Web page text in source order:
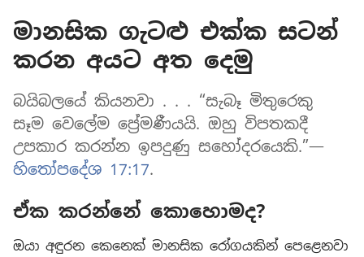
මානසික ගැටළු එක්ක සටන්
කරන අයට අත දෙමු
බයිබලයේ කියනවා . . . “සැබෑ මිතුරෙකු
සෑම වෙලේම ප්‍රේමණීයයි. ඔහු විපතකදී
උපකාර කරන්න ඉපදුණු සහෝදරයෙකි.”​—
හිතෝපදේශ 17:17.
ඒක කරන්නේ කොහොමද?
ඔයා අඳුරන කෙනෙක් මානසික රෝගයකින් පෙළෙනවා